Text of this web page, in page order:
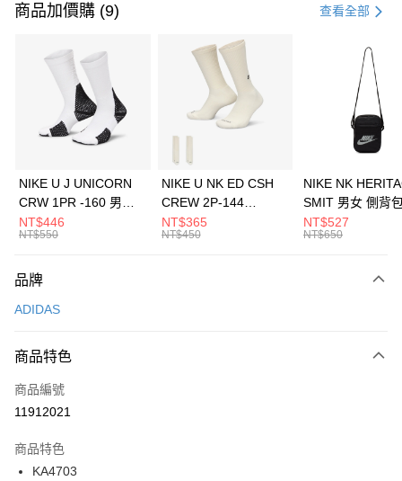
信用卡一次付款
3 期 0 利率 每期 21家銀行
合作金庫商業銀行
第一商業銀行
華南商業銀行
彰化商業銀行
上海商業儲蓄銀行
元大商業銀行
台灣樂天信用卡公司
Apple Pay
全盈+PAY
AFTEE先享後付
【關於「AFTEE先享後付」】
便利好安心！
３．安心：先確認商品／服務後，再付款。
【「AFTEE先享後付」結帳流程】
１．於結帳方式選擇「AFTEE先享後付」後，將跳轉至「AFTEE先享後付」
２．訂單成立數日內，您將收到繳費通知簡訊。
３．收到繳費通知簡訊後14天內，點擊此簡訊中的連結，可透過四大超商／
ATM／網路銀行／等多元方式進行付款，方視為交易完成。
運送方式
每筆NT$100，滿NT$1,500(含以上)免運費
宅配
每筆NT$100，滿NT$1,500(含以上)免運費
付款後門市自取
每筆NT$100，滿NT$1,500(含以上)免運費
商品加價購 (9) 查看全部
NIKE U J UNICORN
CRW 1PR -160 男女
中統襪 FZ3393100
NT$446
NT$550
NIKE U NK ED CSH
CREW 2P-144
EMBRDY 男女 短統襪
FZ3073133
NT$365
NT$450
NIKE NK
SMIT 男女 側背
BA5871010
NT$527
NT$650
品牌
ADIDAS
商品特色
商品編號
11912021
商品特色
KA4703